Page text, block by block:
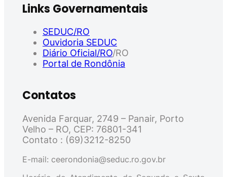
Links Governamentais
SEDUC/RO
Ouvidoria SEDUC
Diário Oficial/RO/RO
Portal de Rondônia
Contatos
Avenida Farquar, 2749 – Panair, Porto
Velho – RO, CEP: 76801-341
Contato : (69)3212-8250
E-mail: ceerondonia@seduc.ro.gov.br